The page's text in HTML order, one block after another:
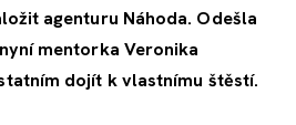
agenturu Náhoda. Odešla
mentorka Veronika
dojít k vlastnímu štěstí.